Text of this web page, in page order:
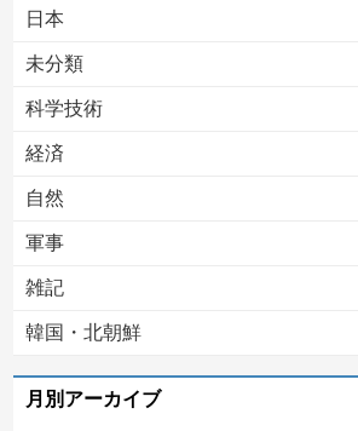
日本
未分類
科学技術
経済
自然
軍事
雑記
韓国・北朝鮮
月別アーカイブ